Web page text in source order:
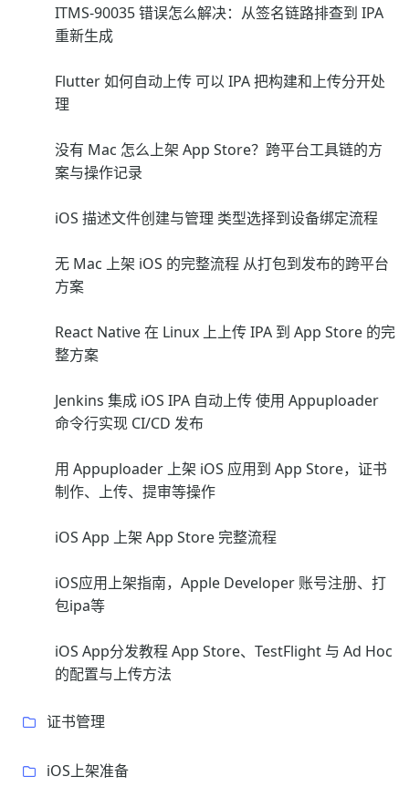
ITMS-90035 错误怎么解决：从签名链路排查到 IPA
重新生成
Flutter 如何自动上传 可以 IPA 把构建和上传分开处
理
没有 Mac 怎么上架 App Store？跨平台工具链的方
案与操作记录
iOS 描述文件创建与管理 类型选择到设备绑定流程
无 Mac 上架 iOS 的完整流程 从打包到发布的跨平台
方案
React Native 在 Linux 上上传 IPA 到 App Store 的完
整方案
Jenkins 集成 iOS IPA 自动上传 使用 Appuploader
命令行实现 CI/CD 发布
用 Appuploader 上架 iOS 应用到 App Store，证书
制作、上传、提审等操作
iOS App 上架 App Store 完整流程
iOS应用上架指南，Apple Developer 账号注册、打
包ipa等
iOS App分发教程 App Store、TestFlight 与 Ad Hoc
的配置与上传方法
证书管理
iOS上架准备